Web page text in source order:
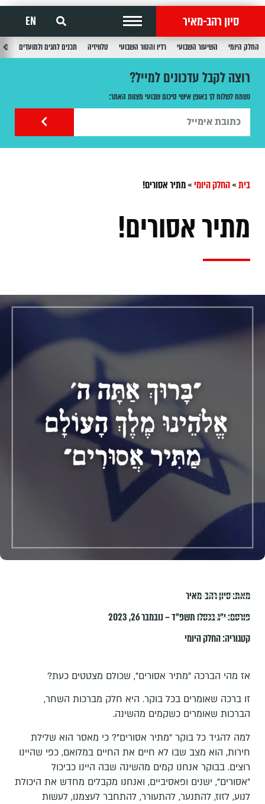
סיון רהב-מאיר EN
החלק היומי השיעור השבועי רדיו והטור השבועי טלוויזיה תכנים לחגים ולמועדים
רוצה לקבל עדכונים למייל?
נשמח לשלוח לך באופן אישי סיכום שבועי מצוות האתר:
בית»החלק היומי»מתיר אסורים!
מתיר אסורים!
מאת:סיון רהב-מאיר
פורסם:י״ג בכסלו תשפ״ד – נובמבר 26, 2023
קטגוריה:החלק היומי
אז מהי הברכה "מתיר אסורים", שכולם מצטטים כעת?
זו ברכה שאומרים בכל בוקר. היא חלק מברכות השחר,
הברכות שאומרים כשקמים מהשינה.
למה להגיד כל בוקר "מתיר אסורים"? כי מאסר הוא שלילת
חירות, הוא מצב שבו לא חיים את החיים במלואם, כפי שהיינו
רוצים. בבוקר אנחנו קמים מהשינה שבה היינו כביכול
"אסורים", ישנים ופאסיביים, ואנחנו מקבלים מחדש את היכולת
לנוע, לזוז, להתנער, להתעורר, להתחבר לעצמנו, לעשות